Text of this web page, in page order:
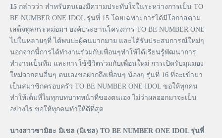
15 กล่าวว่า สำหรับตนเองมีความประทับใจในระหว่างการเป็น TO
BE NUMBER ONE IDOL รุ่นที่ 15 โดยเฉพาะการได้มีโอกาสตาม
เสด็จทูลกระหม่อมฯ องค์ประธานโครงการ TO BE NUMBER ONE
ไปในหลายๆที่ ได้พบปะผู้คนมากมาย และได้รับประสบการณ์ใหม่ๆ
นอกจากนี้การได้ทำงานร่วมกับเพื่อนๆทำให้ได้เรียนรู้พัฒนาการ
ทำงานเป็นทีม และการใช้ชีวิตร่วมกับเพื่อนใหม่ การเปิดรับมุมมอง
ใหม่จากคนอื่นๆ ตนเองขอฝากถึงเพื่อนๆ น้องๆ รุ่นที่ 16 ที่จะเข้ามา
เป็นสมาชิกครอบครัว TO BE NUMBER ONE IDOL ขอให้ทุกคน
ทำให้เต็มที่ในทุกบทบาทหน้าที่ของตนเอง ไม่ว่าผลออกมาจะเป็น
อย่างไร ขอให้ทุกคนทำให้ดีที่สุด
นางสาวซามิฮะ มิเชล (มิเชล) TO BE NUMBER ONE IDOL รุ่นที่